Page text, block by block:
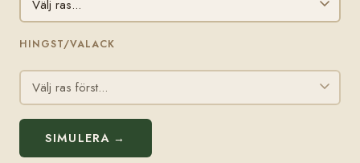
HINGST/VALACK
SIMULERA →